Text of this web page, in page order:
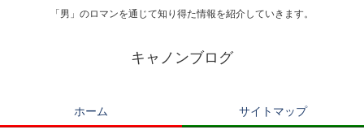
「男」のロマンを通じて知り得た情報を紹介していきます。
キャノンブログ
ホーム サイトマップ